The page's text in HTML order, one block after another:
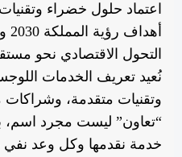
اعتماد حلول خضراء وتقنيات
أهداف
التحول الاقتصادي نحو
نُعيد تعريف الخدمات
وتقنيات متقدمة، وشراكات
“تعاون” ليست مجرد اسم،
خدمة نقدمها وكل وعد نفي